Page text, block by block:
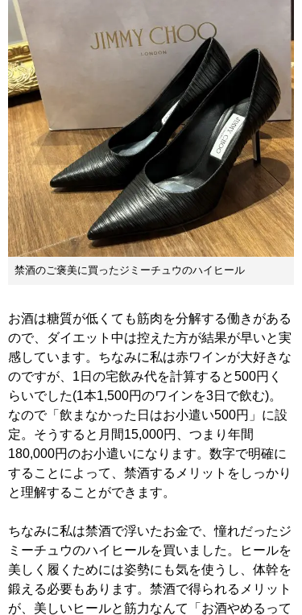
禁酒のご褒美に買ったジミーチュウのハイヒール
お酒は糖質が低くても筋肉を分解する働きがある
ので、ダイエット中は控えた方が結果が早いと実
感しています。ちなみに私は赤ワインが大好きな
のですが、1日の宅飲み代を計算すると500円く
らいでした(1本1,500円のワインを3日で飲む)。
なので「飲まなかった日はお小遣い500円」に設
定。そうすると月間15,000円、つまり年間
180,000円のお小遣いになります。数字で明確に
することによって、禁酒するメリットをしっかり
と理解することができます。
ちなみに私は禁酒で浮いたお金で、憧れだったジ
ミーチュウのハイヒールを買いました。ヒールを
美しく履くためには姿勢にも気を使うし、体幹を
鍛える必要もあります。禁酒で得られるメリット
が、美しいヒールと筋力なんて「お酒やめるって